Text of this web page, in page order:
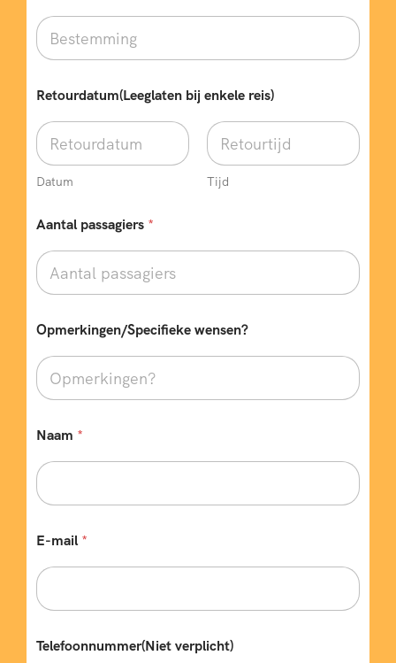
Retourdatum(Leeglaten bij enkele reis)
Datum Tijd
Aantal passagiers *
Opmerkingen/Specifieke wensen?
Naam *
E-mail *
-
Telefoonnummer(Niet verplicht)